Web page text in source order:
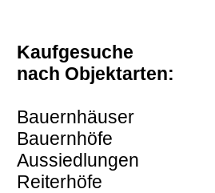
Kaufgesuche
nach Objektarten:
Bauernhäuser
Bauernhöfe
Aussiedlungen
Reiterhöfe